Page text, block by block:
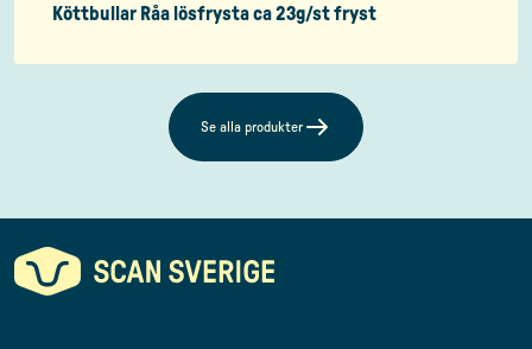
Köttbullar Råa lösfrysta ca 23g/st fryst
Se alla produkter